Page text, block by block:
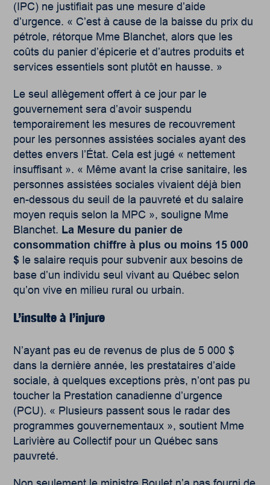
(IPC) ne justifiait pas une mesure d’aide
d’urgence. « C’est à cause de la baisse du prix du
pétrole, rétorque Mme Blanchet, alors que les
coûts du panier d’épicerie et d’autres produits et
services essentiels sont plutôt en hausse. »
Le seul allègement offert à ce jour par le
gouvernement sera d’avoir suspendu
temporairement les mesures de recouvrement
pour les personnes assistées sociales ayant des
dettes envers l’État. Cela est jugé « nettement
insuffisant ». « Même avant la crise sanitaire, les
personnes assistées sociales vivaient déjà bien
en-dessous du seuil de la pauvreté et du salaire
moyen requis selon la MPC », souligne Mme
Blanchet. La Mesure du panier de
consommation chiffre à plus ou moins 15 000
$ le salaire requis pour subvenir aux besoins de
base d’un individu seul vivant au Québec selon
qu’on vive en milieu rural ou urbain.
L’insulte à l’injure
N’ayant pas eu de revenus de plus de 5 000 $
dans la dernière année, les prestataires d’aide
sociale, à quelques exceptions près, n’ont pas pu
toucher la Prestation canadienne d’urgence
(PCU). « Plusieurs passent sous le radar des
programmes gouvernementaux », soutient Mme
Larivière au Collectif pour un Québec sans
pauvreté.